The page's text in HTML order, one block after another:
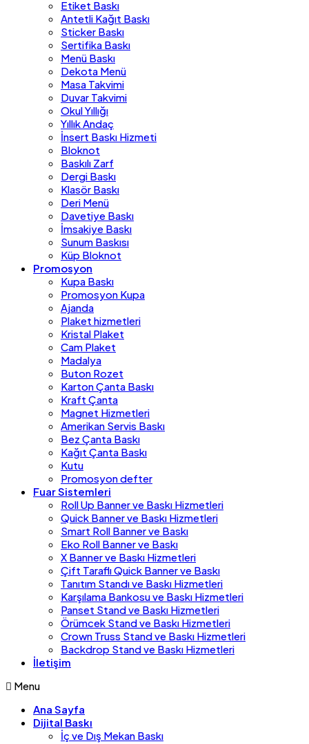
Etiket Baskı
Antetli Kağıt Baskı
Sticker Baskı
Sertifika Baskı
Menü Baskı
Dekota Menü
Masa Takvimi
Duvar Takvimi
Okul Yıllığı
Yıllık Andaç
İnsert Baskı Hizmeti
Bloknot
Baskılı Zarf
Dergi Baskı
Klasör Baskı
Deri Menü
Davetiye Baskı
İmsakiye Baskı
Sunum Baskısı
Küp Bloknot
Promosyon
Kupa Baskı
Promosyon Kupa
Ajanda
Plaket hizmetleri
Kristal Plaket
Cam Plaket
Madalya
Buton Rozet
Karton Çanta Baskı
Kraft Çanta
Magnet Hizmetleri
Amerikan Servis Baskı
Bez Çanta Baskı
Kağıt Çanta Baskı
Kutu
Promosyon defter
Fuar Sistemleri
Roll Up Banner ve Baskı Hizmetleri
Quick Banner ve Baskı Hizmetleri
Smart Roll Banner ve Baskı
Eko Roll Banner ve Baskı
X Banner ve Baskı Hizmetleri
Çift Taraflı Quick Banner ve Baskı
Tanıtım Standı ve Baskı Hizmetleri
Karşılama Bankosu ve Baskı Hizmetleri
Panset Stand ve Baskı Hizmetleri
Örümcek Stand ve Baskı Hizmetleri
Crown Truss Stand ve Baskı Hizmetleri
Backdrop Stand ve Baskı Hizmetleri
İletişim
Menu
Ana Sayfa
Dijital Baskı
İç ve Dış Mekan Baskı